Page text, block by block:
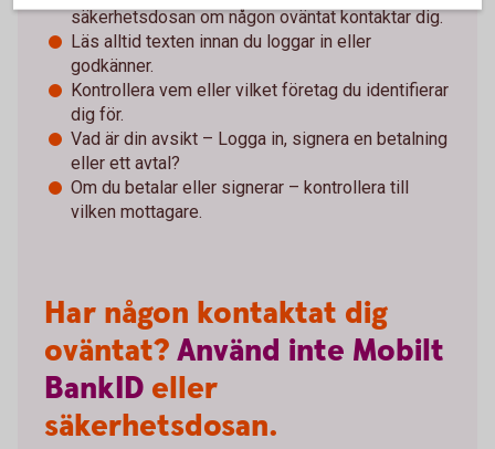
säkerhetsdosan om någon oväntat kontaktar dig.
Läs alltid texten innan du loggar in eller
godkänner.
Kontrollera vem eller vilket företag du identifierar
dig för.
Vad är din avsikt – Logga in, signera en betalning
eller ett avtal?
Om du betalar eller signerar – kontrollera till
vilken mottagare.
Har någon kontaktat dig
oväntat?Använd inte Mobilt
BankID eller
säkerhetsdosan.